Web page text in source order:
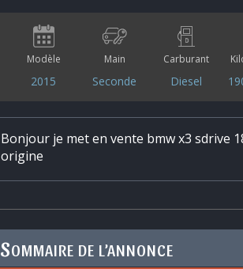
Modèle
2015
Main
Seconde
Carburant
Diesel
Bonjour je met en vente bmw x3 sdrive
origine
SOMMAIRE DE L’ANNONCE